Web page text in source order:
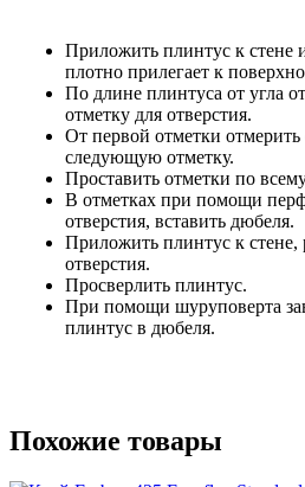
Приложить плинтус к стене
плотно прилегает к
По длине плинтуса от угла
отметку для отверстия.
От первой отметки
следующую отметку.
Проставить отметки по
В отметках при помощи
отверстия, вставить дюбеля.
Приложить плинтус к стене,
отверстия.
Просверлить плинтус.
При помощи шуруповерта
плинтус в дюбеля.
Похожие товары